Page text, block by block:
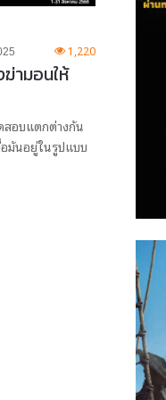
1,220
ามอนให้
สอบแตกต่างกัน
อมันอยู่ในรูปแบบ